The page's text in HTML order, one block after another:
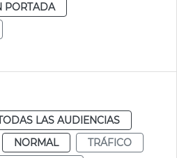
PORTADA
LAS AUDIENCIAS
NORMAL
TRÁFICO